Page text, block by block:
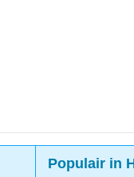
Populair in